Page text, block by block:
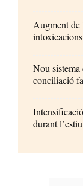
Augment de
Nou sistema
conciliació
durant l’estiu